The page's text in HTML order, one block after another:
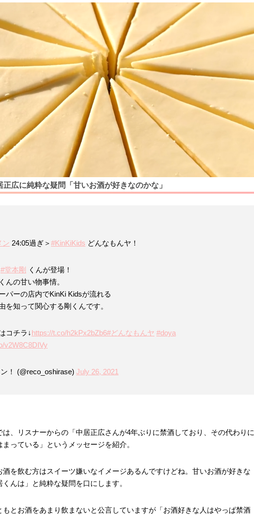
広に純粋な疑問「甘いお酒が好きなのかな」
ン 24:05過ぎ＞ #KinKiKids どんなもんヤ！
#堂本剛
くんが登場！
んの甘い物事情。
パーの店内でKinKi Kidsが流れる
を知って関心する剛くんです。
コチラ↓https://t.co/h2kPx2bZb6#どんなもんヤ #doya
v2W8C8DIVy
！ (@reco_oshirase) July 26, 2021
は、リスナーからの「中居正広さんが4年ぶりに禁酒しており、その代わりに
っている」というメッセージを紹介。
酒を飲む方はスイーツ嫌いなイメージあるんですけどね。甘いお酒が好きな
んは」と純粋な疑問を口にします。
もとお酒をあまり飲まないと公言していますが「お酒好きな人はやっぱ禁酒